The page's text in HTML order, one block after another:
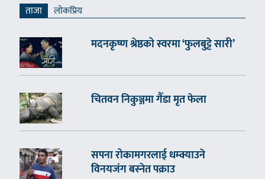
ताजा लाेकप्रिय
मदनकृष्ण श्रेष्ठको स्वरमा ‘फुलबुट्टे सारी’
चितवन निकुञ्जमा गैँडा मृत फेला
सपना रोकामगरलाई धम्क्याउने
विनयजंग बस्नेत पक्राउ